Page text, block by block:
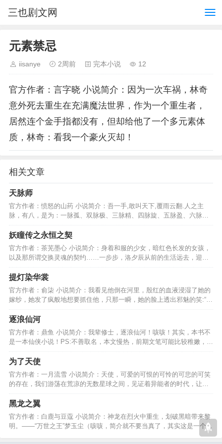
三也剧文网
元素禁忌
iisanye 2周前 完本小说 12
官方作者：言字晓 小说简介：因为一次车祸，林奇
意外死去重生在充满魔法世界，作为一个重生者，
居然连个金手指都没有，但却给他了一个多元素体
质，林奇：看我一个豪火灭却！
相关文章
天脉师
官方作者：愤怒的山药 小说简介：吾一手,敢叫天下,覆雨云翻.人之主
脉，有八，是为：一脉孤、双脉极、三脉精、四脉旋、五脉盈、六脉
通、七脉生死、八脉轮回。…
妖瞳传之永恒之契
官方作者：茶芜墨心 小说简介：身着和服的少女，暗红色长发的女孩，
以及那所谓交换灵魂的契约……一步步，洛夕辰从前的生活远去，迎来
的命运，究竟如何………
提灯染华裳
官方作者：俞柒 小说简介：我看见他倒在河里，殷红的血液浸湿了她的
嫁纱，她发了疯般地想要抓住他，只那一瞬，她的脸上透出邪魅的笑:“你
终究还是去了……”…
逐浪仙河
官方作者：鼎鱼 小说简介：我辈修士，逐浪仙河！咳咳！其实，本书不
是一本仙侠小说！PS:不善取名，本文慢热，前期文笔可能比较稚嫩，不
过后面章节绝对精彩！…
为了天使
官方作者：一月流雪 小说简介：天使，可爱的可恨的可怜的可悲的可笑
的存在，我们游荡在荒凉的无数星球之间，见证着异能者的时代，让你
的心荡漾，您的天使！…
黑龙之翼
官方作者：白鹿与豆蔻 小说简介：神龙在烈火中重生，划破黑暗带来黎
明。——“万世之王”梦玉尘（咳咳，简介就不要当真了，其实这是一个熊